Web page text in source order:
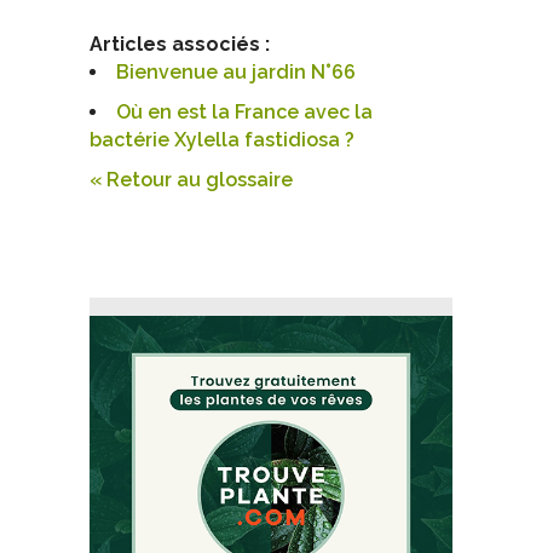
Articles associés :
Bienvenue au jardin N°66
Où en est la France avec la
bactérie Xylella fastidiosa ?
« Retour au glossaire